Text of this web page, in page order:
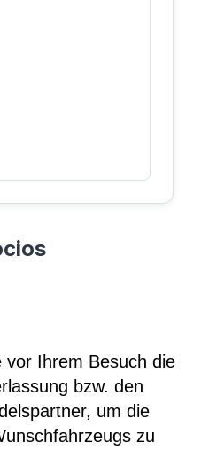
vor Ihrem Besuch die
bzw. den
um die
zu